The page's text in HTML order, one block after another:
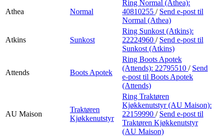
Athea Normal
Ring Normal (Athea):
40810255 / Send e-post til
Normal (Athea)
Atkins Sunkost
Ring Sunkost (Atkins):
22224960 / Send e-post til
Sunkost (Atkins)
Attends Boots Apotek
Ring Boots Apotek
(Attends): 22795510 / Send
e-post til Boots Apotek
(Attends)
AU Maison
Traktøren
Kjøkkenutstyr
Ring Traktøren
Kjøkkenutstyr (AU Maison):
22159990 / Send e-post til
Traktøren Kjøkkenutstyr
(AU Maison)